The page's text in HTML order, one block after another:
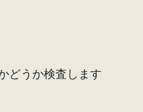
どうか検査します
家づくりコラム